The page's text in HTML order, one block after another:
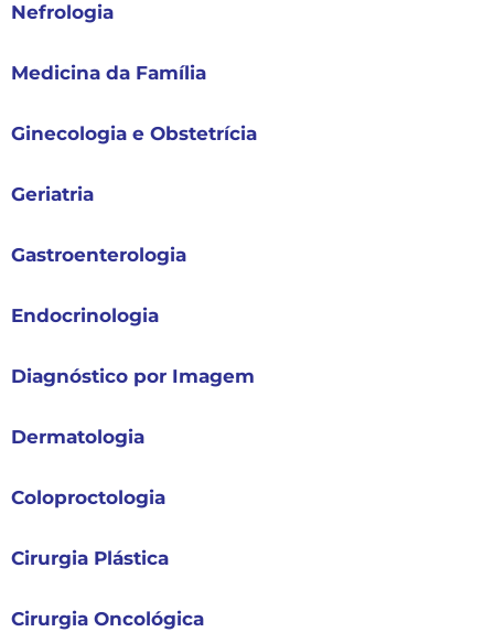
Nefrologia
Medicina da Família
Ginecologia e Obstetrícia
Geriatria
Gastroenterologia
Endocrinologia
Diagnóstico por Imagem
Dermatologia
Coloproctologia
Cirurgia Plástica
Cirurgia Oncológica